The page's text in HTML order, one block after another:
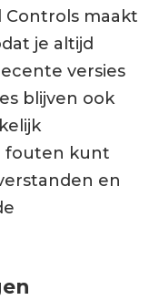
maakt
je altijd
versies
blijven ook
fouten kunt
en